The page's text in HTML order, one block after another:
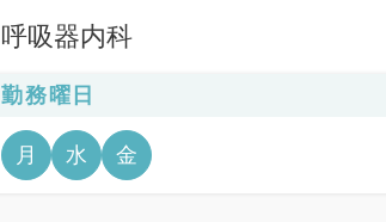
呼吸器内科
勤務曜日
月 水 金